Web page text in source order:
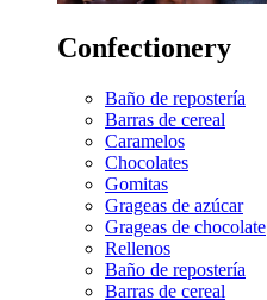
Confectionery
Baño de repostería
Barras de cereal
Caramelos
Chocolates
Gomitas
Grageas de azúcar
Grageas de chocolate
Rellenos
Baño de repostería
Barras de cereal